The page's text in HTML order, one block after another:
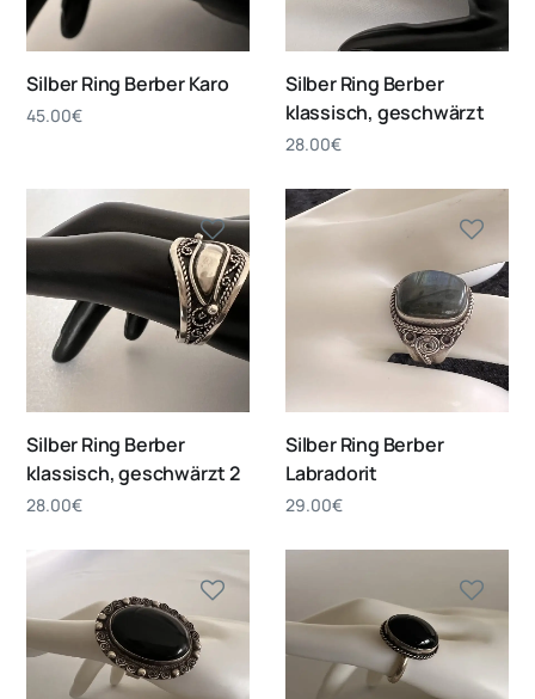
Silber Ring Berber Karo
45.00€
Silber Ring Berber
klassisch, geschwärzt
28.00€
Silber Ring Berber
klassisch, geschwärzt 2
28.00€
Silber Ring Berber
Labradorit
29.00€